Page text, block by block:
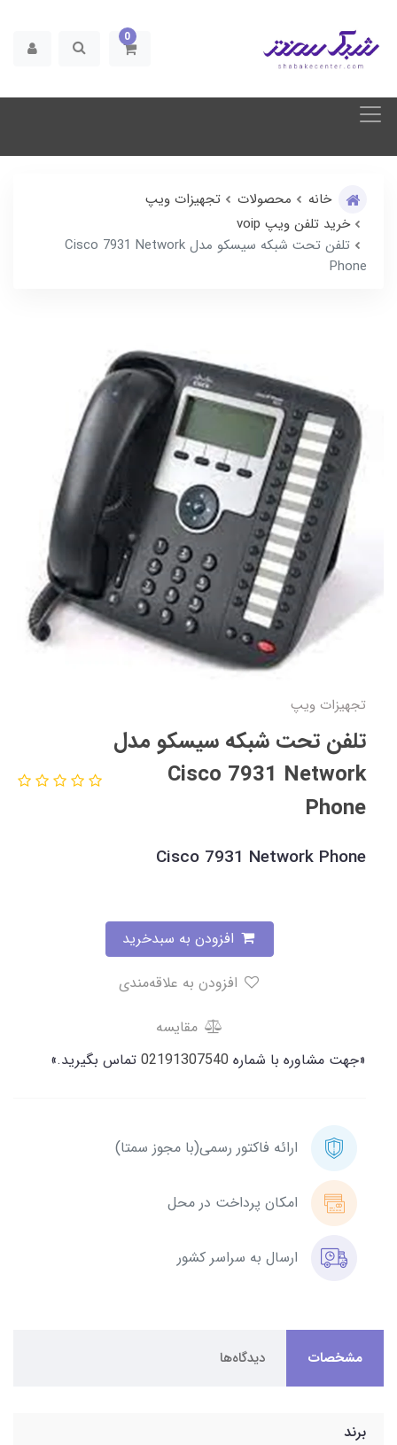
0
خانه محصولات
تجهیزات ویپ
خرید تلفن ویپ voip
تلفن تحت شبکه سیسکو مدل Cisco 7931 Network
Phone
تجهیزات ویپ
تلفن تحت شبکه سیسکو مدل
Cisco 7931 Network
Phone
Cisco 7931 Network Phone
مقایسه
«جهت مشاوره با شماره 02191307540 تماس بگیرید.»
ارائه فاکتور رسمی(با مجوز سمتا)
امکان پرداخت در محل
ارسال به سراسر کشور
مشخصات دیدگاه‌ها
برند